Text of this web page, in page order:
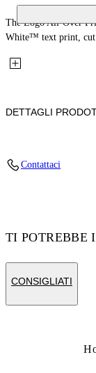
The Logo All-Over
White™ text print, cut
DETTAGLI
Contattaci
TI POTREBBE
CONSIGLIATI